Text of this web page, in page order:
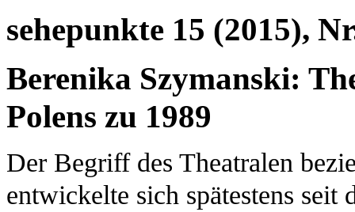
sehepunkte 15 (2015),
Berenika Szymanski:
Polens zu 1989
Der Begriff des Theatralen
entwickelte sich spätestens seit